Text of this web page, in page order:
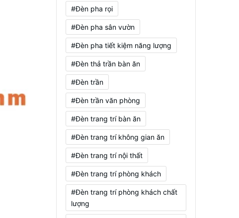
#Đèn pha rọi
#Đèn pha sân vườn
#Đèn pha tiết kiệm năng lượng
#Đèn thả trần bàn ăn
#Đèn trần
#Đèn trần văn phòng
#Đèn trang trí bàn ăn
#Đèn trang trí không gian ăn
#Đèn trang trí nội thất
#Đèn trang trí phòng khách
#Đèn trang trí phòng khách chất
lượng